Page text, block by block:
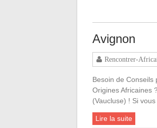
Avignon
Rencontrer-
Besoin de Conseils
Origines Africaines
(Vaucluse) ! Si
Lire la suite